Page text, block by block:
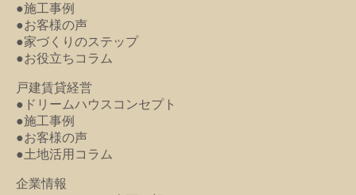
●施工事例
●お客様の声
●家づくりのステップ
●お役立ちコラム
戸建賃貸経営
●ドリームハウスコンセプト
●施工事例
●お客様の声
●土地活用コラム
企業情報